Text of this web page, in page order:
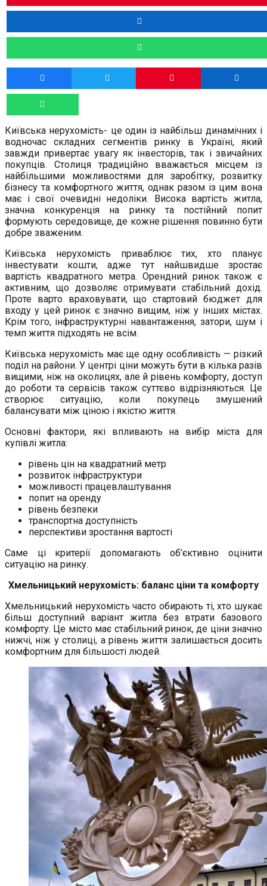
Київська нерухомість- це один із найбільш динамічних і
водночас складних сегментів ринку в Україні, який
завжди привертає увагу як інвесторів, так і звичайних
покупців. Столиця традиційно вважається місцем із
найбільшими можливостями для заробітку, розвитку
бізнесу та комфортного життя, однак разом із цим вона
має і свої очевидні недоліки. Висока вартість житла,
значна конкуренція на ринку та постійний попит
формують середовище, де кожне рішення повинно бути
добре зваженим.
Київська нерухомість приваблює тих, хто планує
інвестувати кошти, адже тут найшвидше зростає
вартість квадратного метра. Орендний ринок також є
активним, що дозволяє отримувати стабільний дохід.
Проте варто враховувати, що стартовий бюджет для
входу у цей ринок є значно вищим, ніж у інших містах.
Крім того, інфраструктурні навантаження, затори, шум і
темп життя підходять не всім.
Київська нерухомість має ще одну особливість — різкий
поділ на райони. У центрі ціни можуть бути в кілька разів
вищими, ніж на околицях, але й рівень комфорту, доступ
до роботи та сервісів також суттєво відрізняються. Це
створює ситуацію, коли покупець змушений
балансувати між ціною і якістю життя.
Основні фактори, які впливають на вибір міста для
купівлі житла:
рівень цін на квадратний метр
розвиток інфраструктури
можливості працевлаштування
попит на оренду
рівень безпеки
транспортна доступність
перспективи зростання вартості
Саме ці критерії допомагають об’єктивно оцінити
ситуацію на ринку.
Хмельницький нерухомість: баланс ціни та комфорту
Хмельницький нерухомість часто обирають ті, хто шукає
більш доступний варіант житла без втрати базового
комфорту. Це місто має стабільний ринок, де ціни значно
нижчі, ніж у столиці, а рівень життя залишається досить
комфортним для більшості людей.